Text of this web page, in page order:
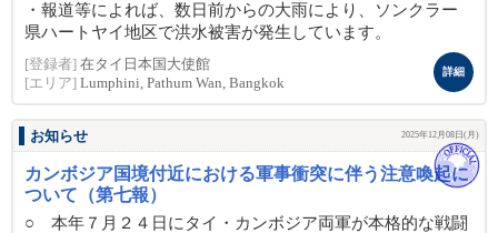
・報道等によれば、数日前からの大雨により、ソンクラー
県ハートヤイ地区で洪水被害が発生しています。
[登録者] 在タイ日本国大使館
[エリア] Lumphini, Pathum Wan, Bangkok
詳細
お知らせ 2025年12月08日(月)
カンボジア国境付近における軍事衝突に伴う注意喚起に
ついて（第七報）
○ 本年７月２４日にタイ・カンボジア両軍が本格的な戦闘